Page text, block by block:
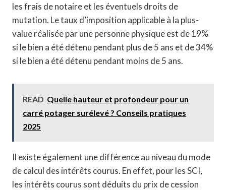
les frais de notaire et les éventuels droits de
mutation. Le taux d’imposition applicable à la plus-
value réalisée par une personne physique est de 19%
si le bien a été détenu pendant plus de 5 ans et de 34%
si le bien a été détenu pendant moins de 5 ans.
READ Quelle hauteur et profondeur pour un
carré potager surélevé ? Conseils pratiques
2025
Il existe également une différence au niveau du mode
de calcul des intérêts courus. En effet, pour les SCI,
les intérêts courus sont déduits du prix de cession